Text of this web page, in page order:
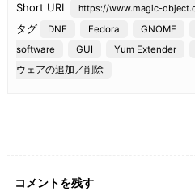
e
b
o
Short URL https://www.magic-
タグ DNF Fedora GNOME
software
GUI Yum Extender
ウェアの追加／削除
コメントを残す